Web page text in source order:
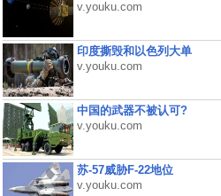
v.youku.com
印度撕毁和以色列大单
v.youku.com
中国的武器不被认可?
v.youku.com
苏-57威胁F-22地位
v.youku.com